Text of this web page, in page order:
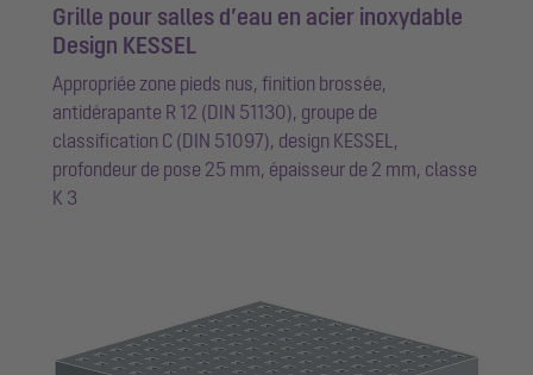
Grille pour salles d’eau en acier inoxydable
Design KESSEL
Appropriée zone pieds nus, finition brossée,
antidérapante R 12 (DIN 51130), groupe de
classification C (DIN 51097), design KESSEL,
profondeur de pose 25 mm, épaisseur de 2 mm, classe
K 3